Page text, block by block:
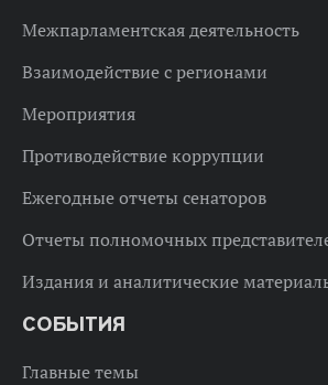
Межпарламентская деятельность
Взаимодействие с регионами
Мероприятия
Противодействие коррупции
Ежегодные отчеты сенаторов
Отчеты полномочных
Издания и аналитические
СОБЫТИЯ
Главные темы